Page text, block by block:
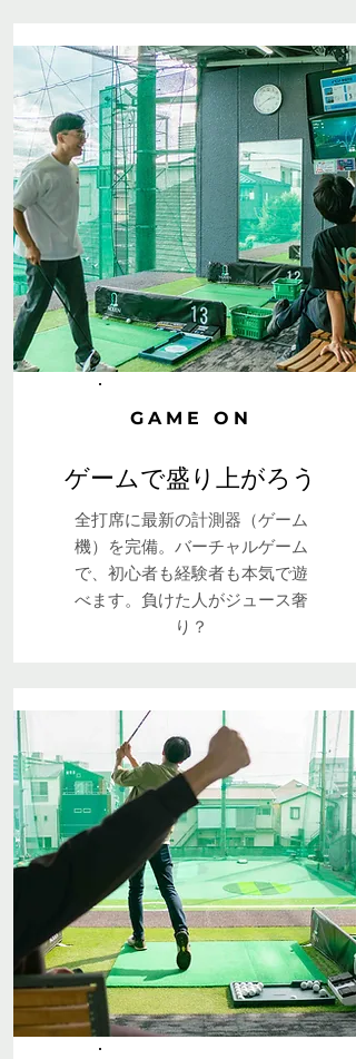
GAME ON
ゲームで盛り上がろう
全打席に最新の計測器（ゲーム
機）を完備。バーチャルゲーム
で、初心者も経験者も本気で遊
べます。負けた人がジュース奢
り？